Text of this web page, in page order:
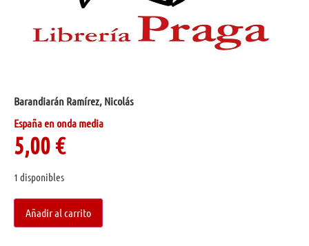
Barandiarán Ramírez, Nicolás
España en onda media
5,00€
1 disponibles
Añadir al carrito